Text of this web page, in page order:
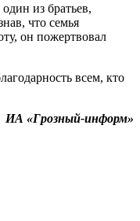
из братьев,
что семья
он пожертвовал
всем, кто
ИА «Грозный-информ»